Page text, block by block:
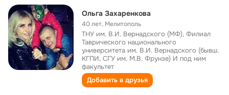
Ольга Захаренкова
40 лет, Мелитополь
ТНУ им. В.И. Вернадского (МФ), Филиал
Таврического национального
университета им. В.И. Вернадского (бывш.
КГПИ, СГУ им. М.В. Фрунзе) И под ним
факультет
Добавить в друзья